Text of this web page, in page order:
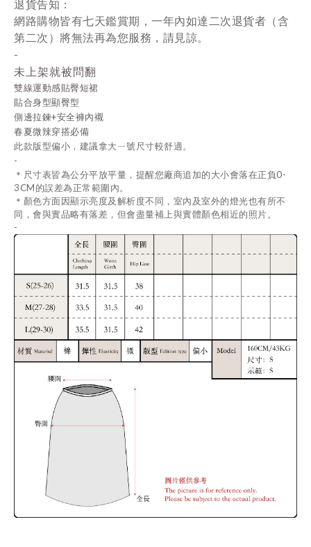
退貨告知：
網路購物皆有七天鑑賞期，一年內如達二次退貨者（含
第二次）將無法再為您服務，請見諒。
-
未上架就被問翻
雙線運動感貼臀短裙
貼合身型顯臀型
側邊拉鍊+安全褲內襯
春夏微辣穿搭必備
此款版型偏小，建議拿大ㄧ號尺寸較舒適。
-
＊ 尺寸表皆為公分平放平量 ，提醒您廠商追加的大小會落在正負0-
3CM的誤差為正常範圍內。
＊ 顏色方面因顯示亮度及解析度不同，室內及室外的燈光也有所不
同，會與實品略有落差，但會盡量補上與實體顏色相近的照片。
-